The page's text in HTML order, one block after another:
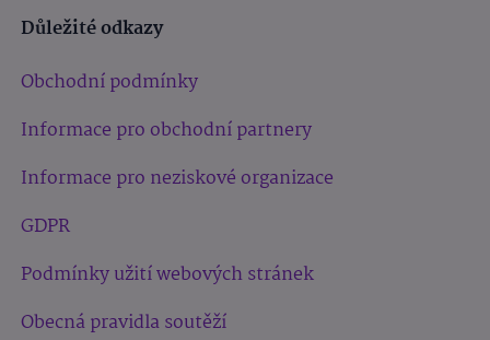
Důležité odkazy
Obchodní podmínky
Informace pro obchodní partnery
Informace pro neziskové organizace
GDPR
Podmínky užití webových stránek
Obecná pravidla soutěží